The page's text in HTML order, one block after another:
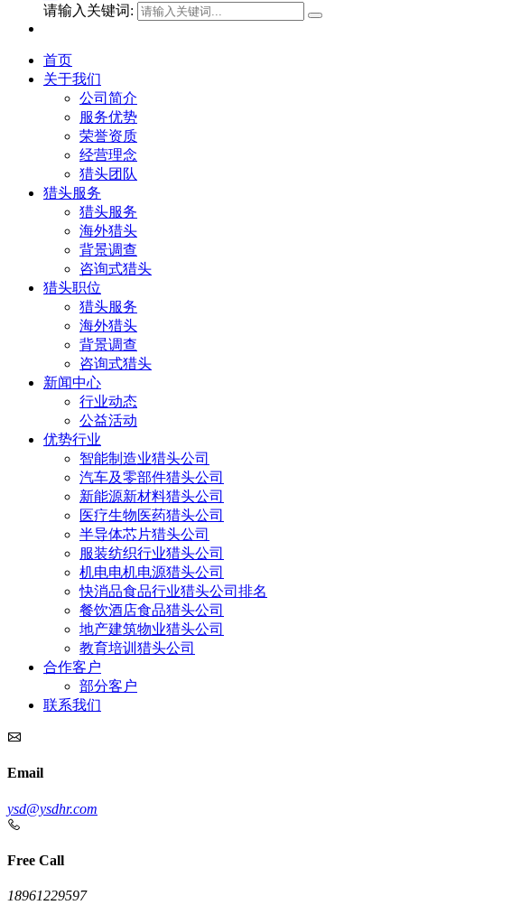
请输入关键词:
首页
关于我们
公司简介
服务优势
荣誉资质
经营理念
猎头团队
猎头服务
猎头服务
海外猎头
背景调查
咨询式猎头
猎头职位
猎头服务
海外猎头
背景调查
咨询式猎头
新闻中心
行业动态
公益活动
优势行业
智能制造业猎头公司
汽车及零部件猎头公司
新能源新材料猎头公司
医疗生物医药猎头公司
半导体芯片猎头公司
服装纺织行业猎头公司
机电电机电源猎头公司
快消品食品行业猎头公司排名
餐饮酒店食品猎头公司
地产建筑物业猎头公司
教育培训猎头公司
合作客户
部分客户
联系我们
Email
ysd@ysdhr.com
Free Call
18961229597